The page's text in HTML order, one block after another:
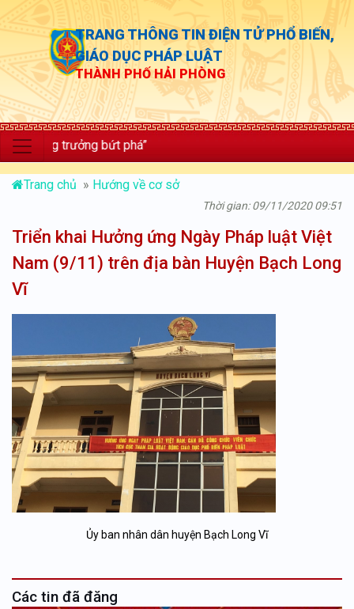
TRANG THÔNG TIN ĐIỆN TỬ PHỔ BIẾN,
GIÁO DỤC PHÁP LUẬT
THÀNH PHỐ HẢI PHÒNG
trưởng bứt phá”
Trang chủ » Hướng về cơ sở
Thời gian: 09/11/2020 09:51
Triển khai Hưởng ứng Ngày Pháp luật Việt
Nam (9/11) trên địa bàn Huyện Bạch Long
Vĩ
Ủy ban nhân dân huyện Bạch Long Vĩ
Các tin đã đăng